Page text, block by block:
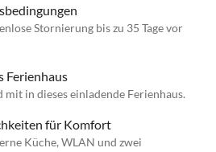
Stornierung bis zu 35 Tage vor
Ferienhaus
mit in dieses einladende Ferienhaus.
für Komfort
Küche, WLAN und zwei